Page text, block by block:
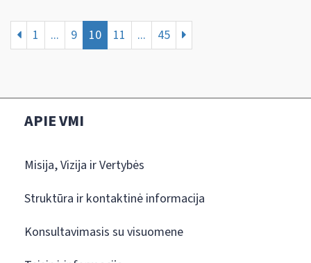
1 ... 9 10 11 ... 45
APIE VMI
Misija, Vizija ir Vertybės
Struktūra ir kontaktinė informacija
Konsultavimasis su visuomene